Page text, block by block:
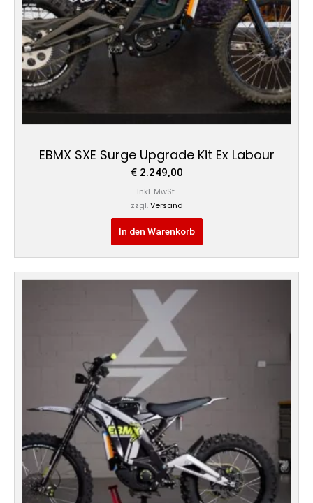
EBMX SXE Surge Upgrade Kit Ex Labour
€2.249,00
Inkl. MwSt.
zzgl. Versand
In den Warenkorb